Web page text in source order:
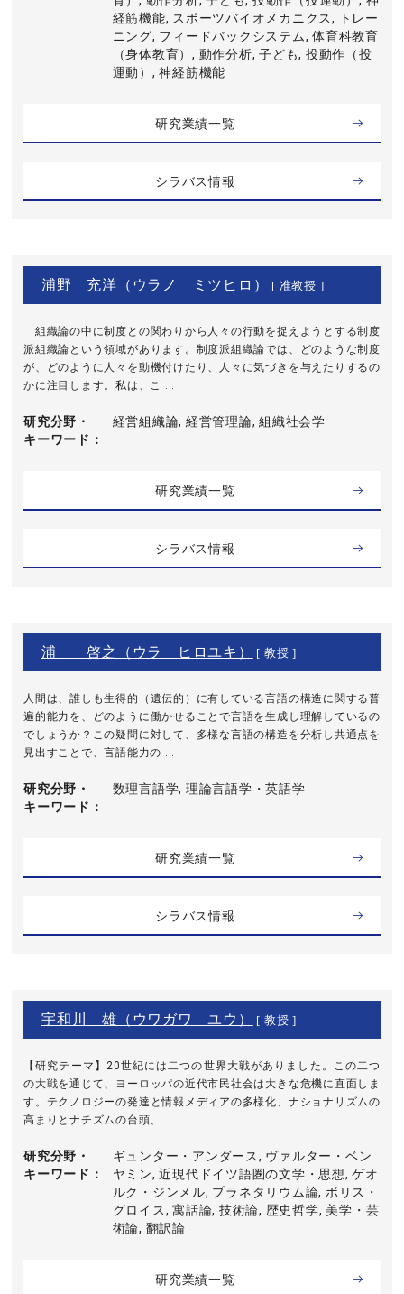
経筋機能, スポーツバイオメカニクス, トレー
ニング, フィードバックシステム, 体育科教育
（身体教育）, 動作分析, 子ども, 投動作（投
運動）, 神経筋機能
研究業績一覧
シラバス情報
浦野 充洋（ウラノ ミツヒロ） [ 准教授 ]
組織論の中に制度との関わりから人々の行動を捉えようとする制度
派組織論という領域があります。制度派組織論では、どのような制度
が、どのように人々を動機付けたり、人々に気づきを与えたりするの
かに注目します。私は、こ ...
研究分野・
キーワード
経営組織論, 経営管理論, 組織社会学
研究業績一覧
シラバス情報
浦 啓之（ウラ ヒロユキ） [ 教授 ]
人間は、誰しも生得的（遺伝的）に有している言語の構造に関する普
遍的能力を、どのように働かせることで言語を生成し理解しているの
でしょうか？この疑問に対して、多様な言語の構造を分析し共通点を
見出すことで、言語能力の ...
研究分野・
キーワード
数理言語学, 理論言語学・英語学
研究業績一覧
シラバス情報
宇和川 雄（ウワガワ ユウ） [ 教授 ]
【研究テーマ】20世紀には二つの世界大戦がありました。この二つ
の大戦を通じて、ヨーロッパの近代市民社会は大きな危機に直面しま
す。テクノロジーの発達と情報メディアの多様化、ナショナリズムの
高まりとナチズムの台頭、 ...
研究分野・
キーワード
ギュンター・アンダース, ヴァルター・ベン
ヤミン, 近現代ドイツ語圏の文学・思想, ゲオ
ルク・ジンメル, プラネタリウム論, ボリス・
グロイス, 寓話論, 技術論, 歴史哲学, 美学・芸
術論, 翻訳論
研究業績一覧